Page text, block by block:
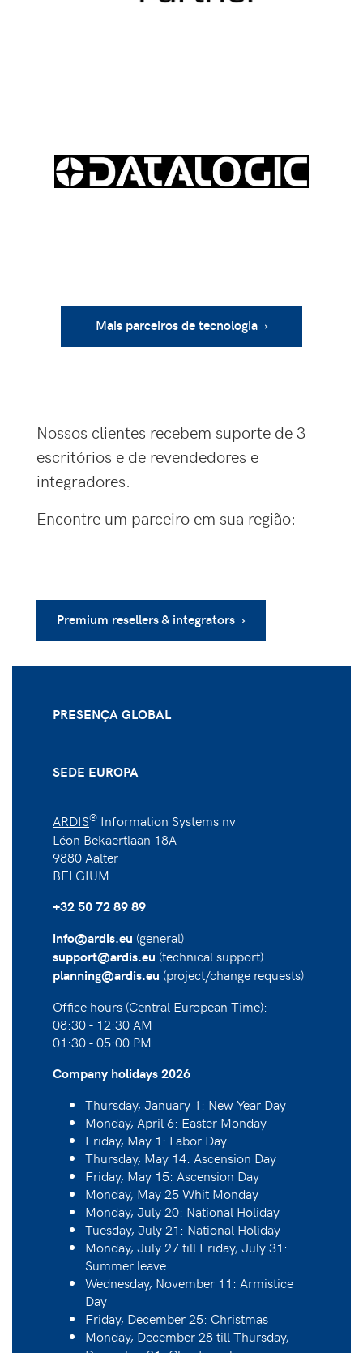
Mais parceiros de tecnologia ›
Nossos clientes recebem suporte de 3
escritórios e de revendedores e
integradores.
Encontre um parceiro em sua região:
Premium resellers & integrators ›
PRESENÇA GLOBAL
SEDE EUROPA
ARDIS® Information Systems nv
Léon Bekaertlaan 18A
9880 Aalter
BELGIUM
+32 50 72 89 89
info@ardis.eu (general)
support@ardis.eu (technical support)
planning@ardis.eu (project/change requests)
Office hours (Central European Time):
08:30 - 12:30 AM
01:30 - 05:00 PM
Company holidays 2026
Thursday, January 1: New Year Day
Monday, April 6: Easter Monday
Friday, May 1: Labor Day
Thursday, May 14: Ascension Day
Friday, May 15: Ascension Day
Monday, May 25 Whit Monday
Monday, July 20: National Holiday
Tuesday, July 21: National Holiday
Monday, July 27 till Friday, July 31:
Summer leave
Wednesday, November 11: Armistice
Day
Friday, December 25: Christmas
Monday, December 28 till Thursday,